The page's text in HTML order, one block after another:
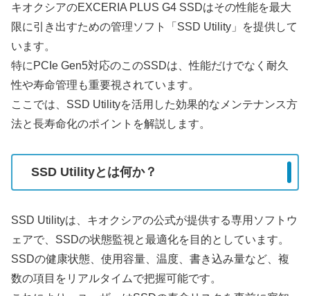
キオクシアのEXCERIA PLUS G4 SSDはその性能を最大
限に引き出すための管理ソフト「SSD Utility」を提供して
います。
特にPCIe Gen5対応のこのSSDは、性能だけでなく耐久
性や寿命管理も重要視されています。
ここでは、SSD Utilityを活用した効果的なメンテナンス方
法と長寿命化のポイントを解説します。
SSD Utilityとは何か？
SSD Utilityは、キオクシアの公式が提供する専用ソフトウ
ェアで、SSDの状態監視と最適化を目的としています。
SSDの健康状態、使用容量、温度、書き込み量など、複
数の項目をリアルタイムで把握可能です。